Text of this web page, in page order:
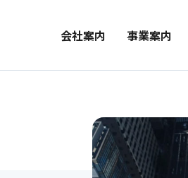
会社案内 事業案内